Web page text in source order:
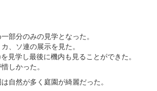
部分のみの見学となった。
、ソ連の展示を見た。
見学し最後に機内も見ることができた。
しかった。
自然が多く庭園が綺麗だった。